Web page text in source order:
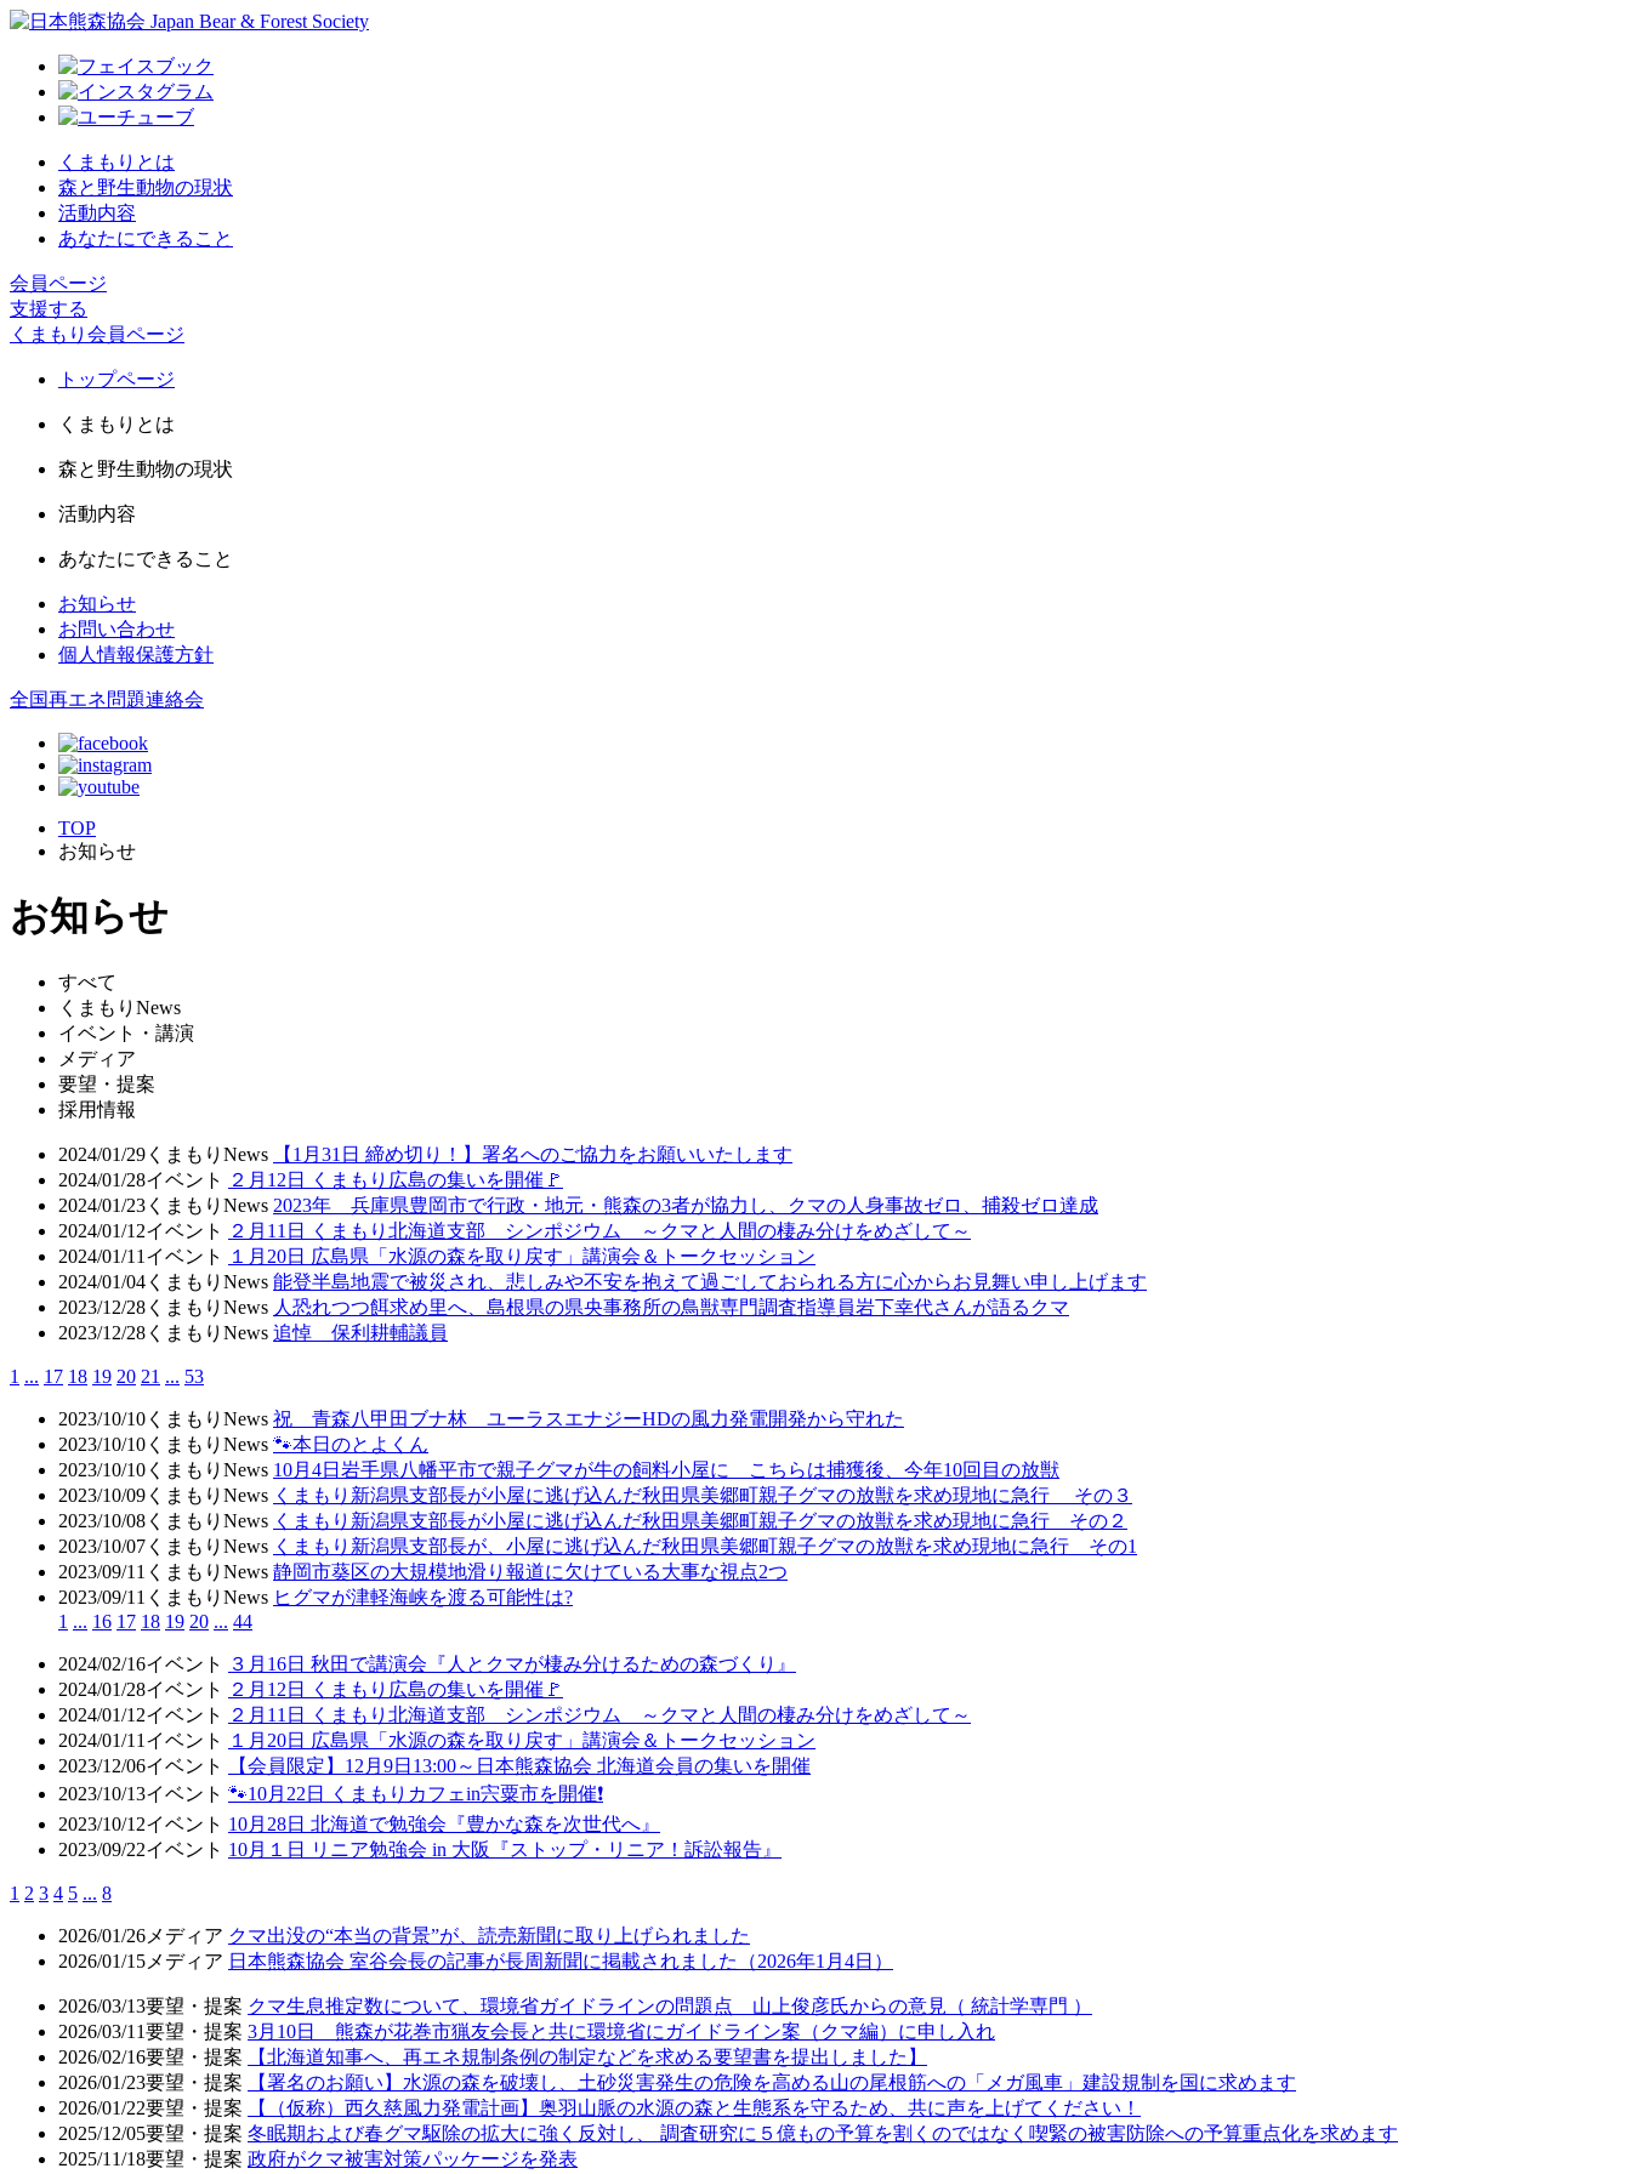
くまもりとは
森と野生動物の現状
活動内容
あなたにできること
会員ページ
支援する
くまもり会員ページ
トップページ
くまもりとは
森と野生動物の現状
活動内容
あなたにできること
お知らせ
お問い合わせ
個人情報保護方針
全国再エネ問題連絡会
TOP
お知らせ
お知らせ
すべて
くまもりNews
イベント・講演
メディア
要望・提案
採用情報
2024/01/29 くまもりNews
【1月31日 締め切り！】署名へのご協力をお願いいたします
2024/01/28イベント
２月12日 くまもり広島の集いを開催🚩
2024/01/23 くまもりNews 2023年 兵庫県豊岡市で行政・地元・熊森の3者が協力し、クマの人身事故ゼロ、捕殺ゼロ達成
2024/01/12イベント
２月11日 くまもり北海道支部 シンポジウム ～クマと人間の棲み分けをめざして～
2024/01/11 イベント
１月20日 広島県「水源の森を取り戻す」講演会＆トークセッション
2024/01/04 くまもりNews 能登半島地震で被災され、悲しみや不安を抱えて過ごしておられる方に心からお見舞い申し上げます
2023/12/28 くまもりNews 人恐れつつ餌求め里へ、島根県の県央事務所の鳥獣専門調査指導員岩下幸代さんが語るクマ
2023/12/28 くまもりNews 追悼 保利耕輔議員
1 ... 17 18 19 20 21 ... 53
2023/10/10 くまもりNews 祝 青森八甲田ブナ林 ユーラスエナジーHDの風力発電開発から守れた
2023/10/10 くまもりNews 🐾本日のとよくん
2023/10/10 くまもりNews 10月4日岩手県八幡平市で親子グマが牛の飼料小屋に こちらは捕獲後、今年10回目の放獣
2023/10/09 くまもりNews くまもり新潟県支部長が小屋に逃げ込んだ秋田県美郷町親子グマの放獣を求め現地に急行 その３
2023/10/08 くまもりNews くまもり新潟県支部長が小屋に逃げ込んだ秋田県美郷町親子グマの放獣を求め現地に急行 その２
2023/10/07 くまもりNews くまもり新潟県支部長が、小屋に逃げ込んだ秋田県美郷町親子グマの放獣を求め現地に急行 その1
2023/09/11 くまもりNews 静岡市葵区の大規模地滑り報道に欠けている大事な視点2つ
2023/09/11 くまもりNews ヒグマが津軽海峡を渡る可能性は?
1 ... 16 17 18 19 20 ... 44
2024/02/16イベント
３月16日 秋田で講演会『人とクマが棲み分けるための森づくり』
2024/01/28イベント
２月12日 くまもり広島の集いを開催🚩
2024/01/12イベント
２月11日 くまもり北海道支部 シンポジウム ～クマと人間の棲み分けをめざして～
2024/01/11 イベント
１月20日 広島県「水源の森を取り戻す」講演会＆トークセッション
2023/12/06イベント
【会員限定】12月9日13:00～日本熊森協会 北海道会員の集いを開催
2023/10/13イベント 🐾10月22日 くまもりカフェin宍粟市を開催❗
2023/10/12イベント 10月28日 北海道で勉強会『豊かな森を次世代へ』
2023/09/22イベント 10月１日 リニア勉強会 in 大阪『ストップ・リニア！訴訟報告』
1 2 3 4 5 ... 8
2026/01/26 メディア クマ出没の“本当の背景”が、読売新聞に取り上げられました
2026/01/15 メディア 日本熊森協会 室谷会長の記事が長周新聞に掲載されました（2026年1月4日）
2026/03/13要望・提案 クマ生息推定数について、環境省ガイドラインの問題点 山上俊彦氏からの意見（ 統計学専門 ）
2026/03/11要望・提案 3月10日 熊森が花巻市猟友会長と共に環境省にガイドライン案（クマ編）に申し入れ
2026/02/16要望・提案
【北海道知事へ、再エネ規制条例の制定などを求める要望書を提出しました】
2026/01/23要望・提案
【署名のお願い】水源の森を破壊し、土砂災害発生の危険を高める山の尾根筋への「メガ風車」建設規制を国に求めます
2026/01/22要望・提案
【（仮称）西久慈風力発電計画】奥羽山脈の水源の森と生態系を守るため、共に声を上げてください！
2025/12/05要望・提案 冬眠期および春グマ駆除の拡大に強く反対し、 調査研究に５億もの予算を割くのではなく喫緊の被害防除への予算重点化を求めます
2025/11/18要望・提案 政府がクマ被害対策パッケージを発表